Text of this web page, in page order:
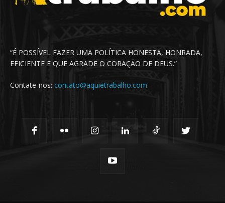
“É POSSÍVEL FAZER UMA POLÍTICA HONESTA, HONRADA,
EFICIENTE E QUE AGRADE O CORAÇÃO DE DEUS.”
Contate-nos: contato@aquietrabalho.com